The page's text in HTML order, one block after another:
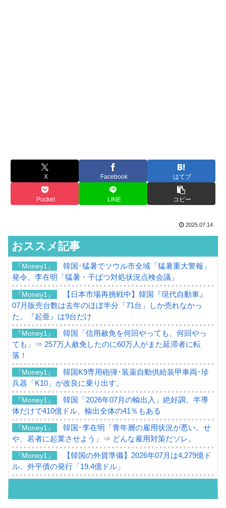
X Facebook はてブ
Pocket LINE コピー
2025.07.14
おススメ記事
『Money1』
韓国･猛暑でソウル市全域「猛暑重大警報」
発令。李在明「猛暑・干ばつ対処状況点検会議」
『Money1』
【日本市場再挑戦中】韓国『現代自動車』
07月販売台数は去年のほぼ半分「71台」しか売れなかっ
た。『起亜』は9台だけ
『Money1』
韓国「信用赦免を何回やっても、何回やっ
ても」⇒ 257万人赦免したのに60万人がまた延滞者に転
落！
『Money1』
韓国K9専用砲弾･装薬自動供給装甲車両･珍
兵器「K10」が改良に乗り出す。
『Money1』
韓国「2026年07月の輸出入」絶好調。半導
体だけで410億ドル、輸出全体の41％もある
『Money1』
韓国･李在明「青年層の雇用状況が悪い。せ
や、若者に起業させよう」⇒ どんな雇用対策だソレ。
『Money1』
【韓国の外貨準備】2026年07月は4,279億ド
ル。外平債の発行「19.4億ドル」